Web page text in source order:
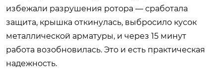
избежали разрушения ротора — сработала
защита, крышка откинулась, выбросило кусок
металлической арматуры, и через 15 минут
работа возобновилась. Это и есть практическая
надежность.